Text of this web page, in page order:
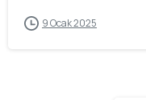
9 Ocak 2025